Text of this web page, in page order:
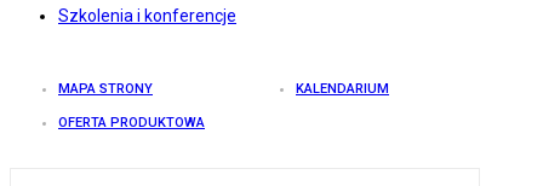
Szkolenia i konferencje
MAPA STRONY KALENDARIUM
OFERTA PRODUKTOWA